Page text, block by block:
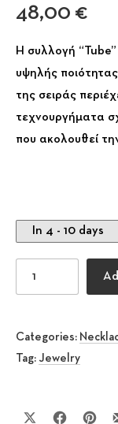
48,00 €
Η συλλογή “Tube”
υψηλής
της σειράς
τεχνουργήματα
που ακολουθεί
In 4 - 10 days
Συλλογή Tubes -
Categories:
Tag: Jewelry
Share on XShare on